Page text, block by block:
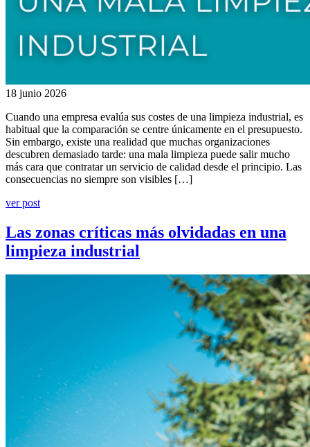
18 junio 2026
Cuando una empresa evalúa sus costes de una limpieza industrial, es
habitual que la comparación se centre únicamente en el presupuesto.
Sin embargo, existe una realidad que muchas organizaciones
descubren demasiado tarde: una mala limpieza puede salir mucho
más cara que contratar un servicio de calidad desde el principio. Las
consecuencias no siempre son visibles […]
ver post
Las zonas críticas más olvidadas en una
limpieza industrial